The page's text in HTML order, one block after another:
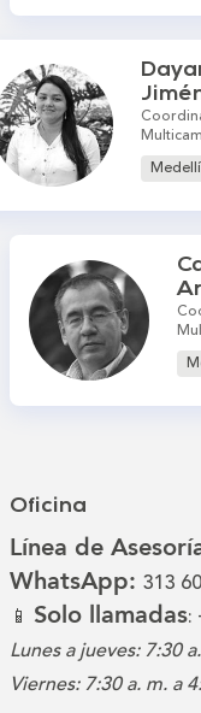
Oficina
Línea de
WhatsApp: 313
📱 Solo llamadas:
Lunes a jueves: 7:30
Viernes: 7:30 a. m. a